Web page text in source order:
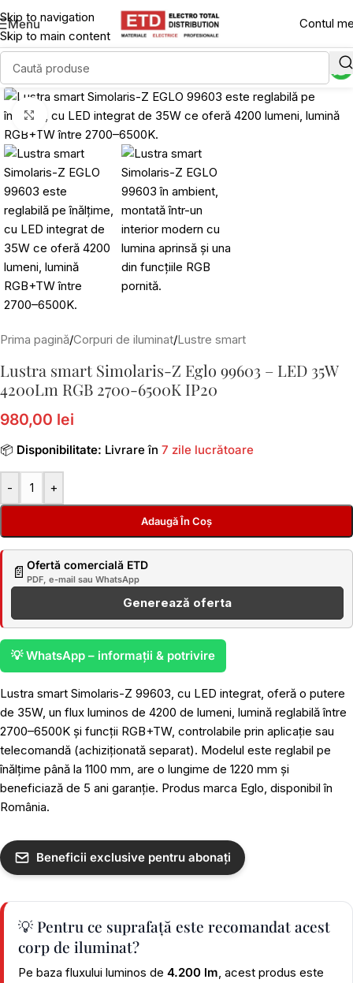
Skip to navigation
Skip to main content
Menu Contul
Click to enlarge
Prima pagină/Corpuri de iluminat/Lustre smart
Lustra smart Simolaris-Z Eglo 99603 – LED 35W
4200Lm RGB 2700-6500K IP20
980,00 lei
📦 Disponibilitate: Livrare în 7 zile lucrătoare
- +
Adaugă În Coș
📄 Ofertă comercială ETD
PDF, e-mail sau WhatsApp
Generează oferta
💡 WhatsApp – informații & potrivire
Lustra smart Simolaris-Z 99603, cu LED integrat, oferă o putere
de 35W, un flux luminos de 4200 de lumeni, lumină reglabilă între
2700–6500K și funcții RGB+TW, controlabile prin aplicație sau
telecomandă (achiziționată separat). Modelul este reglabil pe
înălțime până la 1100 mm, are o lungime de 1220 mm și
beneficiază de 5 ani garanție. Produs marca Eglo, disponibil în
România.
Beneficii exclusive pentru abonați
💡 Pentru ce suprafață este recomandat acest
corp de iluminat?
Pe baza fluxului luminos de 4.200 lm, acest produs este